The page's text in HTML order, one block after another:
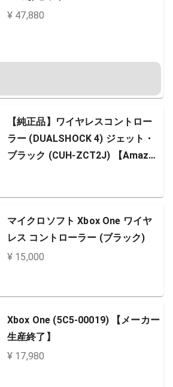
¥ 47,880
【純正品】ワイヤレスコントロー
ラー (DUALSHOCK 4) ジェット・
ブラック (CUH-ZCT2J) 【Amazo
マイクロソフト Xbox One ワイヤ
レス コントローラー (ブラック)
¥ 15,000
Xbox One (5C5-00019) 【メーカー
生産終了】
¥ 17,980